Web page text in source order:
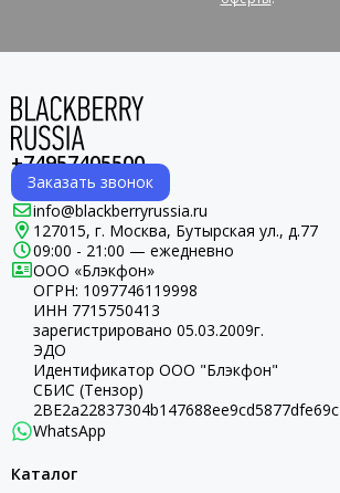
+74957405500
Заказать звонок
info@blackberryrussia.ru
127015, г. Москва, Бутырская ул., д.77
09:00 - 21:00 — ежедневно
ООО «Блэкфон»
ОГРН: 1097746119998
ИНН 7715750413
зарегистрировано 05.03.2009г.
ЭДО
Идентификатор ООО "Блэкфон"
СБИС (Тензор)
2BE2a22837304b147688ee9cd5877dfe69c
WhatsApp
Каталог